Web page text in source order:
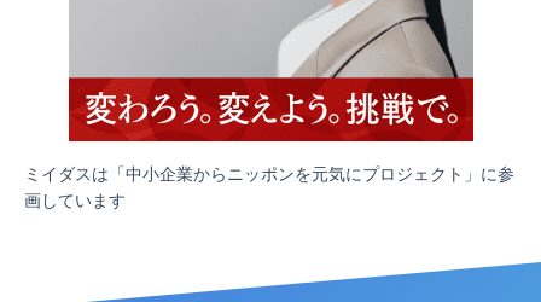
ミイダスは「中小企業からニッポンを元気にプロジェクト」に参
画しています